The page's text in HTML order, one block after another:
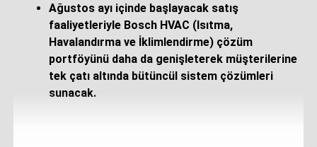
Ağustos ayı içinde başlayacak satış
faaliyetleriyle Bosch HVAC (Isıtma,
Havalandırma ve İklimlendirme) çözüm
portföyünü daha da genişleterek müşterilerine
tek çatı altında bütüncül sistem çözümleri
sunacak.